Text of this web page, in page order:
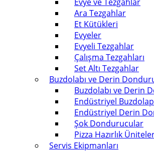
Ara Tezgahlar
Et Kütükleri
Evyeler
Evyeli Tezgahlar
Çalışma Tezgahları
Set Altı Tezgahlar
Buzdolabı ve Derin
Buzdolabı ve Derin
Endüstriyel
Endüstriyel Derin
Şok Dondurucular
Pizza Hazırlık
Servis Ekipmanları